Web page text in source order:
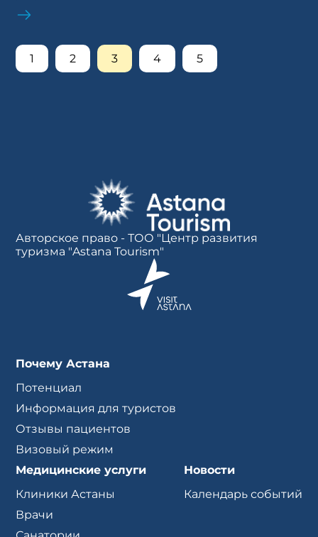
1 2 3 4 5
Авторское право - ТОО "Центр развития
туризма "Astana Tourism"
Почему Астана
Потенциал
Информация для туристов
Отзывы пациентов
Визовый режим
Медицинские услуги
Клиники Астаны
Врачи
Новости
Календарь событий